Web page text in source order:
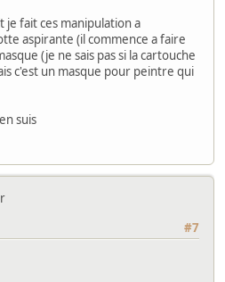
je fait ces manipulation a
aspirante (il commence a faire
(je ne sais pas si la cartouche
c'est un masque pour peintre qui
suis
#7